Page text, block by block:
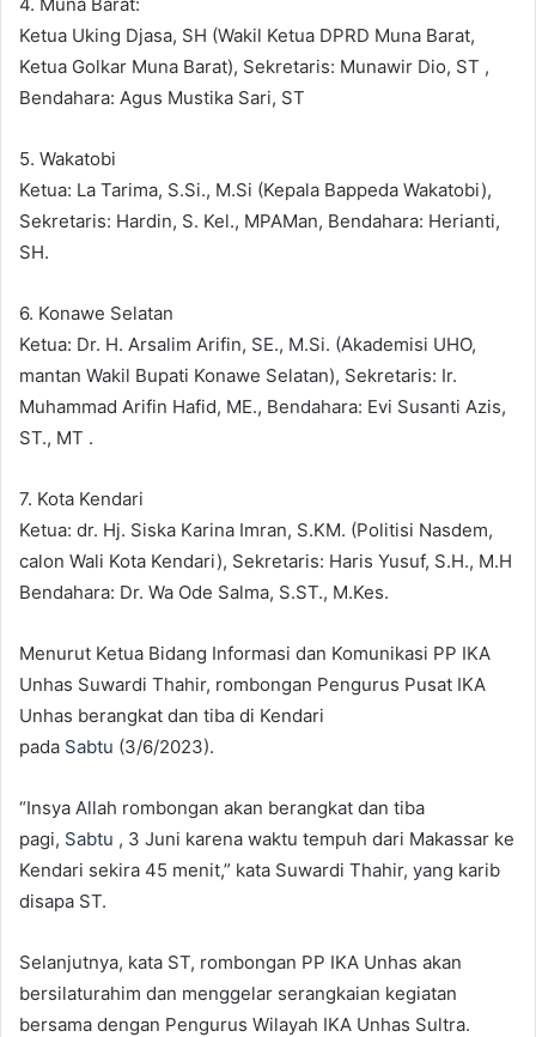
Ketua Uking Djasa, SH (Wakil Ketua DPRD Muna Barat,
Ketua Golkar Muna Barat), Sekretaris: Munawir Dio, ST ,
Bendahara: Agus Mustika Sari, ST
5. Wakatobi
Ketua: La Tarima, S.Si., M.Si (Kepala Bappeda Wakatobi),
Sekretaris: Hardin, S. Kel., MPAMan, Bendahara: Herianti,
SH.
6. Konawe Selatan
Ketua: Dr. H. Arsalim Arifin, SE., M.Si. (Akademisi UHO,
mantan Wakil Bupati Konawe Selatan), Sekretaris: Ir.
Muhammad Arifin Hafid, ME., Bendahara: Evi Susanti Azis,
ST., MT .
7. Kota Kendari
Ketua: dr. Hj. Siska Karina Imran, S.KM. (Politisi Nasdem,
calon Wali Kota Kendari), Sekretaris: Haris Yusuf, S.H., M.H
Bendahara: Dr. Wa Ode Salma, S.ST., M.Kes.
Menurut Ketua Bidang Informasi dan Komunikasi PP IKA
Unhas Suwardi Thahir, rombongan Pengurus Pusat IKA
Unhas berangkat dan tiba di Kendari
pada Sabtu (3/6/2023).
“Insya Allah rombongan akan berangkat dan tiba
pagi, Sabtu , 3 Juni karena waktu tempuh dari Makassar ke
Kendari sekira 45 menit,” kata Suwardi Thahir, yang karib
disapa ST.
Selanjutnya, kata ST, rombongan PP IKA Unhas akan
bersilaturahim dan menggelar serangkaian kegiatan
bersama dengan Pengurus Wilayah IKA Unhas Sultra.